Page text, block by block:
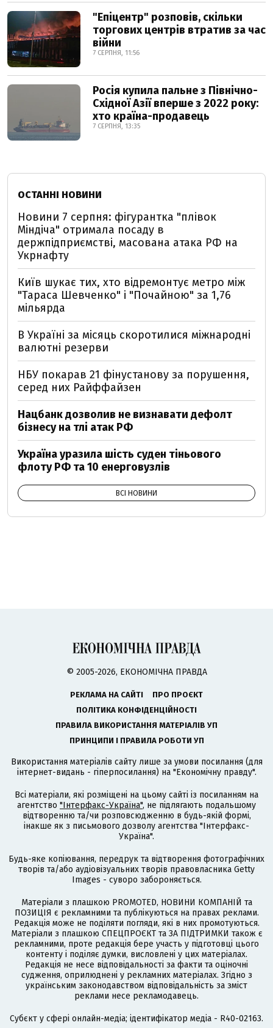
"Епіцентр" розповів, скільки
торгових центрів втратив за час
війни
7 СЕРПНЯ, 11:56
Росія купила пальне з Північно-
Східної Азії вперше з 2022 року:
хто країна-продавець
7 СЕРПНЯ, 13:35
ОСТАННІ НОВИНИ
Новини 7 серпня: фігурантка "плівок
Міндіча" отримала посаду в
держпідприємстві, масована атака РФ на
Укрнафту
Київ шукає тих, хто відремонтує метро між
"Тараса Шевченко" і "Почайною" за 1,76
мільярда
В Україні за місяць скоротилися міжнародні
валютні резерви
НБУ покарав 21 фінустанову за порушення,
серед них Райффайзен
Нацбанк дозволив не визнавати дефолт
бізнесу на тлі атак РФ
Україна уразила шість суден тіньового
флоту РФ та 10 енерговузлів
ВСІ НОВИНИ
© 2005-2026, ЕКОНОМІЧНА ПРАВДА
РЕКЛАМА НА САЙТІ
ПРО ПРОЄКТ
ПОЛІТИКА КОНФІДЕНЦІЙНОСТІ
ПРАВИЛА ВИКОРИСТАННЯ МАТЕРІАЛІВ УП
ПРИНЦИПИ І ПРАВИЛА РОБОТИ УП
Використання матеріалів сайту лише за умови посилання (для
інтернет-видань - гіперпосилання) на "Економічну правду".
Всі матеріали, які розміщені на цьому сайті із посиланням на
агентство "Інтерфакс-Україна", не підлягають подальшому
відтворенню та/чи розповсюдженню в будь-якій формі,
інакше як з письмового дозволу агентства "Інтерфакс-
Україна".
Будь-яке копіювання, передрук та відтворення фотографічних
творів та/або аудіовізуальних творів правовласника Getty
Images - суворо забороняється.
Матеріали з плашкою PROMOTED, НОВИНИ КОМПАНІЙ та
ПОЗИЦІЯ є рекламними та публікуються на правах реклами.
Редакція може не поділяти погляди, які в них промотуються.
Матеріали з плашкою СПЕЦПРОЄКТ та ЗА ПІДТРИМКИ також є
рекламними, проте редакція бере участь у підготовці цього
контенту і поділяє думки, висловлені у цих матеріалах.
Редакція не несе відповідальності за факти та оціночні
судження, оприлюднені у рекламних матеріалах. Згідно з
українським законодавством відповідальність за зміст
реклами несе рекламодавець.
Cубєкт у сфері онлайн-медіа; ідентифікатор медіа - R40-02163.